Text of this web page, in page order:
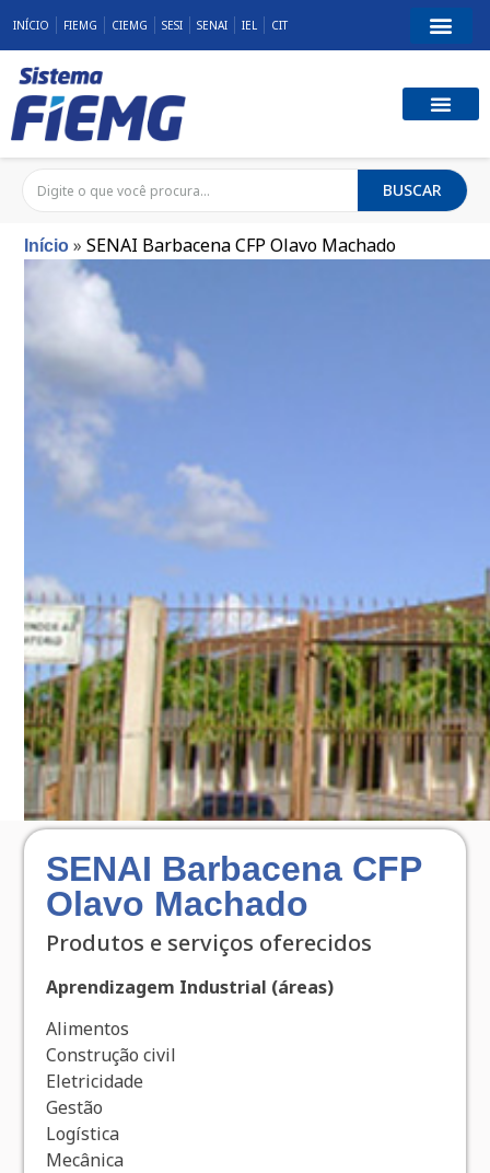
INÍCIO FIEMG CIEMG SESI SENAI IEL CIT
BUSCAR
Início »SENAI Barbacena CFP Olavo Machado
SENAI Barbacena CFP
Olavo Machado
Produtos e serviços oferecidos
Aprendizagem Industrial (áreas)
Alimentos
Construção civil
Eletricidade
Gestão
Logística
Mecânica